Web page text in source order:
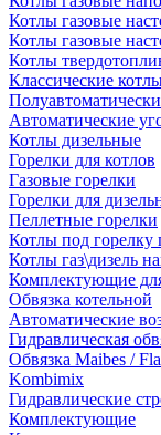
Котлы газовые
Котлы газовые
Котлы
Классические
Автоматические
Котлы дизельные
Горелки для котлов
Газовые горелки
Горелки для
Пеллетные горелки
Котлы под горелку
Котлы газ\дизель
Комплектующие
Обвязка котельной
Автоматические
Гидравлическая
Обвязка Maibes /
Kombimix
Гидравлические
Комплектующие